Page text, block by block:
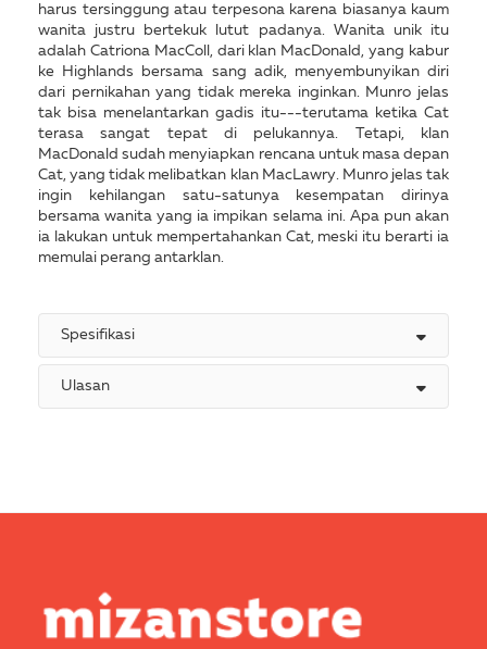
harus tersinggung atau terpesona karena biasanya kaum
wanita justru bertekuk lutut padanya. Wanita unik itu
adalah Catriona MacColl, dari klan MacDonald, yang kabur
ke Highlands bersama sang adik, menyembunyikan diri
dari pernikahan yang tidak mereka inginkan. Munro jelas
tak bisa menelantarkan gadis itu---terutama ketika Cat
terasa sangat tepat di pelukannya. Tetapi, klan
MacDonald sudah menyiapkan rencana untuk masa depan
Cat, yang tidak melibatkan klan MacLawry. Munro jelas tak
ingin kehilangan satu-satunya kesempatan dirinya
bersama wanita yang ia impikan selama ini. Apa pun akan
ia lakukan untuk mempertahankan Cat, meski itu berarti ia
memulai perang antarklan.
Spesifikasi
Ulasan